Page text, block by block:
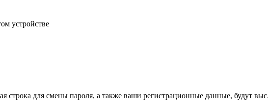
устройстве
строка для смены пароля, а также ваши регистрационные данные, будут